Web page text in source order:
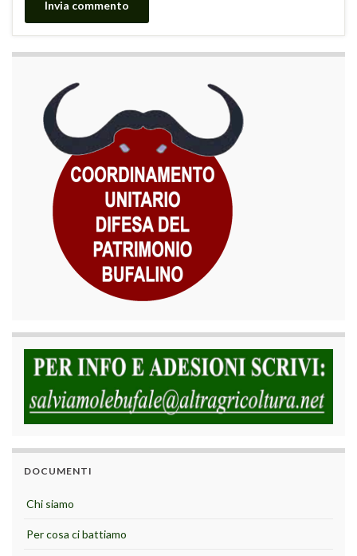
DOCUMENTI
Chi siamo
Per cosa ci battiamo